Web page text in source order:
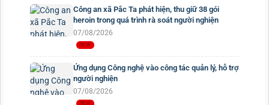
Công an xã Pắc Ta phát hiện, thu giữ 38 gói
heroin trong quá trình rà soát người nghiện
07/08/2026
Ứng dụng Công nghệ vào công tác quản lý, hỗ trợ
người nghiện
07/08/2026